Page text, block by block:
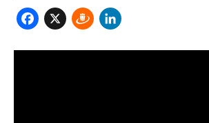
Facebook
X Draugiem